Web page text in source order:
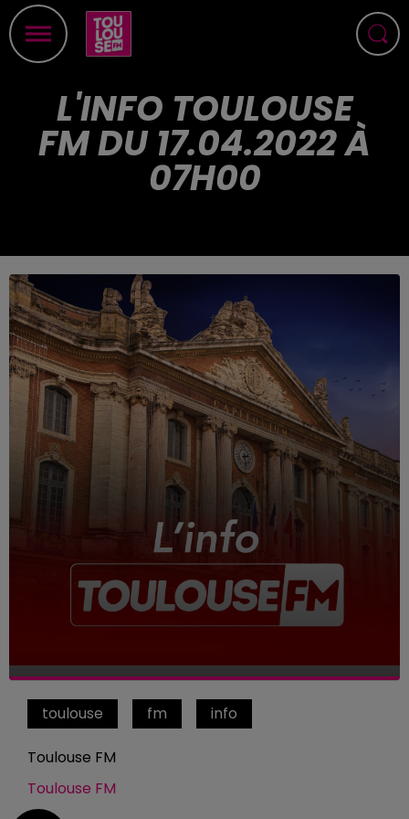
L'INFO TOULOUSE
FM DU 17.04.2022 À
07H00
toulouse fm info
Toulouse FM
Toulouse FM